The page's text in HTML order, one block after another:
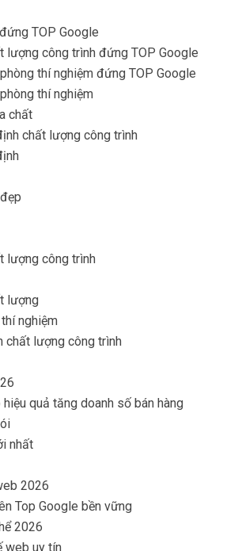
TOP Google
lượng công trình đứng TOP Google
thí nghiệm đứng TOP Google
thí nghiệm
chất
chất lượng công trình
lượng công trình
lượng
nghiệm
chất lượng công trình
quả tăng doanh số bán hàng
nhất
2026
Top Google bền vững
2026
web uy tín